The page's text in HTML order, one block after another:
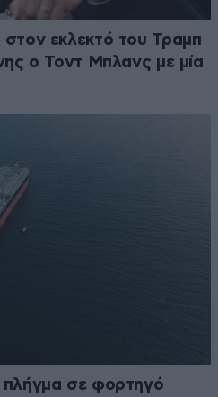
εκλεκτό του Τραμπ
ο Τοντ Μπλανς με μία
σε φορτηγό